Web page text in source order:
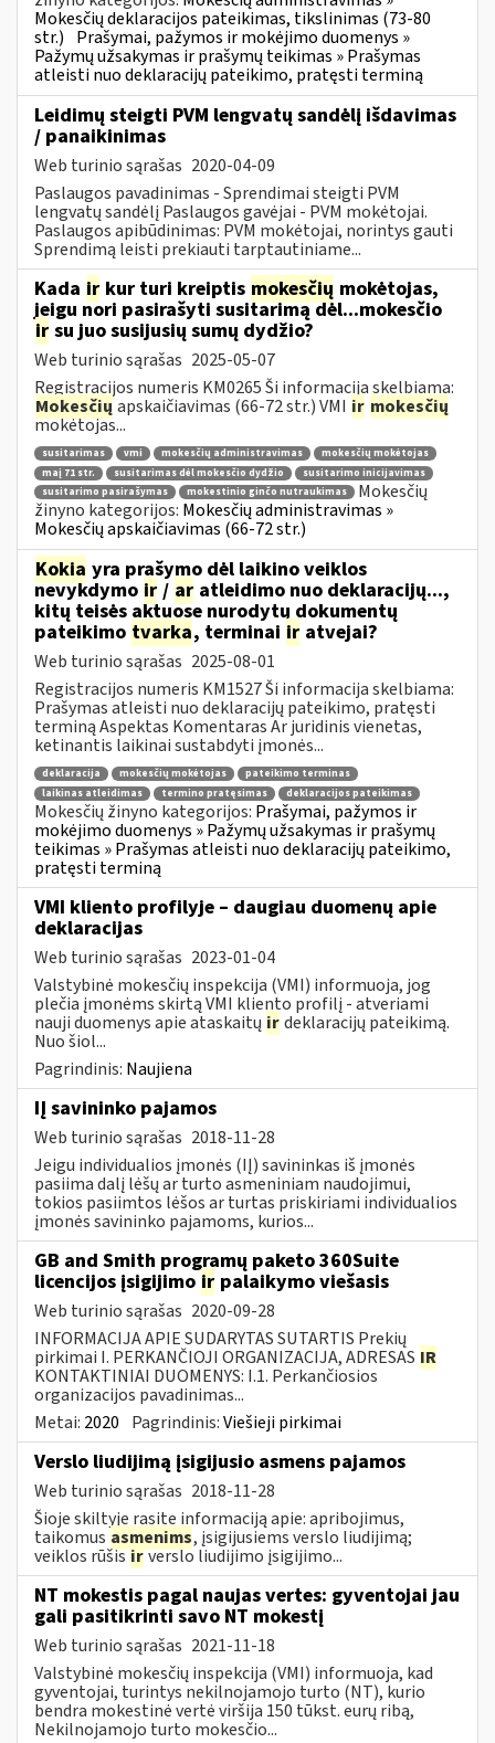
Mokesčių deklaracijos pateikimas, tikslinimas (73-80
str.) Prašymai, pažymos ir mokėjimo duomenys »
Pažymų užsakymas ir prašymų teikimas » Prašymas
atleisti nuo deklaracijų pateikimo, pratęsti terminą
Leidimų steigti PVM lengvatų sandėlį išdavimas
/ panaikinimas
Web turinio sąrašas 2020-04-09
Paslaugos pavadinimas - Sprendimai steigti PVM
lengvatų sandėlį Paslaugos gavėjai - PVM mokėtojai.
Paslaugos apibūdinimas: PVM mokėtojai, norintys gauti
Sprendimą leisti prekiauti tarptautiniame...
Kada ir kur turi kreiptis mokesčių mokėtojas,
jeigu nori pasirašyti susitarimą dėl...mokesčio
ir su juo susijusių sumų dydžio?
Web turinio sąrašas 2025-05-07
Registracijos numeris KM0265 Ši informacija skelbiama:
Mokesčių apskaičiavimas (66-72 str.) VMI ir mokesčių
mokėtojas...
susitarimas vmi mokesčių administravimas
mokesčių mokėtojas
maį 71 str.
susitarimas dėl mokesčio dydžio
susitarimo inicijavimas
susitarimo pasirašymas
mokestinio ginčo nutraukimas
Mokesčių
žinyno kategorijos: Mokesčių administravimas »
Mokesčių apskaičiavimas (66-72 str.)
Kokia yra prašymo dėl laikino veiklos
nevykdymo ir / ar atleidimo nuo deklaracijų...,
kitų teisės aktuose nurodytų dokumentų
pateikimo tvarka, terminai ir atvejai?
Web turinio sąrašas 2025-08-01
Registracijos numeris KM1527 Ši informacija skelbiama:
Prašymas atleisti nuo deklaracijų pateikimo, pratęsti
terminą Aspektas Komentaras Ar juridinis vienetas,
ketinantis laikinai sustabdyti įmonės...
deklaracija mokesčių mokėtojas
pateikimo terminas
laikinas atleidimas
termino pratęsimas deklaracijos pateikimas
Mokesčių žinyno kategorijos: Prašymai, pažymos ir
mokėjimo duomenys » Pažymų užsakymas ir prašymų
teikimas » Prašymas atleisti nuo deklaracijų pateikimo,
pratęsti terminą
VMI kliento profilyje – daugiau duomenų apie
deklaracijas
Web turinio sąrašas 2023-01-04
Valstybinė mokesčių inspekcija (VMI) informuoja, jog
plečia įmonėms skirtą VMI kliento profilį - atveriami
nauji duomenys apie ataskaitų irdeklaracijų pateikimą.
Nuo šiol...
Pagrindinis: Naujiena
IĮ savininko pajamos
Web turinio sąrašas 2018-11-28
Jeigu individualios įmonės (IĮ) savininkas iš įmonės
pasiima dalį lėšų ar turto asmeniniam naudojimui,
tokios pasiimtos lėšos ar turtas priskiriami individualios
įmonės savininko pajamoms, kurios...
GB and Smith programų paketo 360Suite
licencijos įsigijimo ir palaikymo viešasis
Web turinio sąrašas 2020-09-28
INFORMACIJA APIE SUDARYTAS SUTARTIS Prekių
pirkimai I. PERKANČIOJI ORGANIZACIJA, ADRESAS IR
KONTAKTINIAI DUOMENYS: I.1. Perkančiosios
organizacijos pavadinimas...
Metai: 2020 Pagrindinis:Viešieji pirkimai
Verslo liudijimą įsigijusio asmens pajamos
Web turinio sąrašas 2018-11-28
Šioje skiltyje rasite informaciją apie: apribojimus,
taikomus asmenims, įsigijusiems verslo liudijimą;
veiklos rūšisirverslo liudijimo įsigijimo...
NT mokestis pagal naujas vertes: gyventojai jau
gali pasitikrinti savo NT mokestį
Web turinio sąrašas 2021-11-18
Valstybinė mokesčių inspekcija (VMI) informuoja, kad
gyventojai, turintys nekilnojamojo turto (NT), kurio
bendra mokestinė vertė viršija 150 tūkst. eurų ribą,
Nekilnojamojo turto mokesčio...